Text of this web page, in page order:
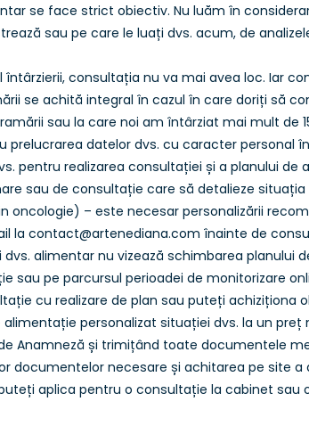
se face strict obiectiv. Nu luăm în
sau pe care le luați dvs. acum, de
consultația nu va mai avea loc. Iar
se achită integral în cazul în care doriți să
sau la care noi am întârziat mai mult de
datelor dvs. cu caracter personal
pentru realizarea consultației și a planului de
sau de consultație care să detalieze
– este necesar personalizării
la contact@artenediana.com înainte de
alimentar nu vizează schimbarea planului
pe parcursul perioadei de monitorizare
cu realizare de plan sau puteți achiziționa
personalizat situației dvs. la un
Anamneză și trimițând toate documentele
documentelor necesare și achitarea pe site a
aplica pentru o consultație la cabinet sau